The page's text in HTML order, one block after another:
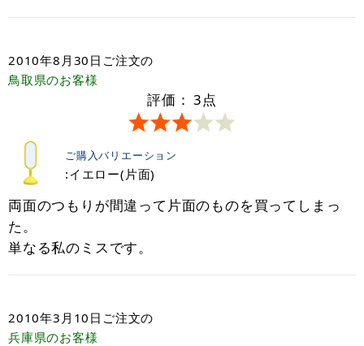
2010年8月30日 ご注文の
鳥取県のお客様
評価： 3点
ご購入バリエーション
:イエロー(片面)
両面のつもりが間違って片面のものを買ってしまっ
た。
単なる私のミスです。
2010年3月10日 ご注文の
兵庫県のお客様